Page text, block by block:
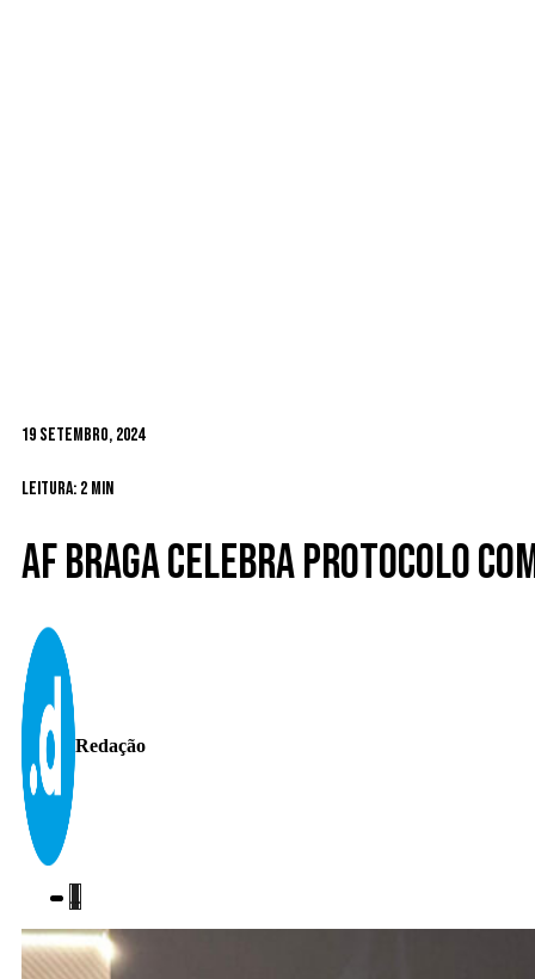
19 Setembro, 2024
Leitura: 2 min
AF Braga celebra protocolo
Redação